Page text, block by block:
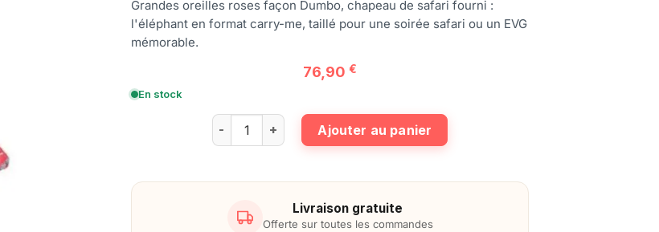
Grandes oreilles roses façon Dumbo, chapeau de safari fourni :
l'éléphant en format carry-me, taillé pour une soirée safari ou un EVG
mémorable.
76,90 €
En stock
quantité de Déguisement Éléphant Gonflable
Ajouter au panier
Livraison gratuite
Offerte sur toutes les commandes